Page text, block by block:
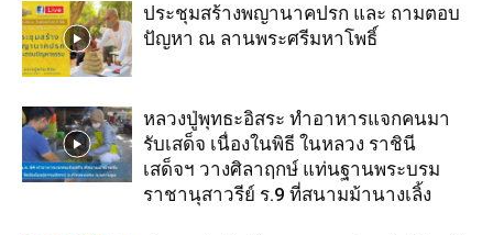
ประชุมสร้างพญานาคปรก และ ถามตอบ
ปัญหา ณ ลานพระศรีมหาโพธิ์
หลวงปู่พุทธะอิสระ ทำอาหารแจกคนมา
รับเสด็จ เนื่องในพิธี ในหลวง ราชินี
เสด็จฯ วางศิลาฤกษ์ แท่นฐานพระบรม
ราชานุสาวรีย์ ร.9 ที่สนามม้านางเลิ้ง